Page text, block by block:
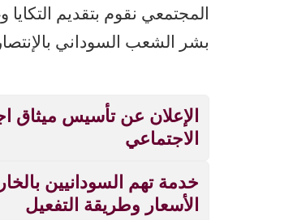
المجتمعي نقوم بتقديم
بشر الشعب السوداني
الإعلان عن تأسيس ميثاق
الاجتماعي
الأسعار وطريقة التفعيل